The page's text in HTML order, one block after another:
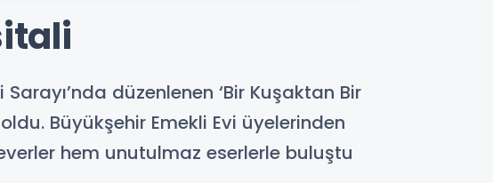
düzenlenen ‘Bir Kuşaktan Bir
Büyükşehir Emekli Evi üyelerinden
hem unutulmaz eserlerle buluştu